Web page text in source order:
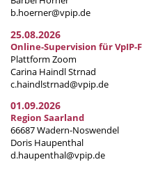
b.hoerner@vpip.de
25.08.2026
Online-Supervision für
Plattform Zoom
Carina Haindl Strnad
c.haindlstrnad@vpip.de
01.09.2026
Region Saarland
66687 Wadern-Noswendel
Doris Haupenthal
d.haupenthal@vpip.de